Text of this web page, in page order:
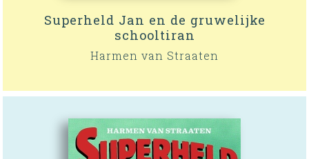
Superheld Jan en de gruwelijke
schooltiran
Harmen van Straaten